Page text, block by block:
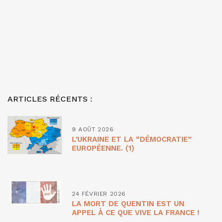
ARTICLES RÉCENTS :
9 AOÛT 2026
L’UKRAINE ET LA “DÉMOCRATIE”
EUROPÉENNE. (1)
24 FÉVRIER 2026
LA MORT DE QUENTIN EST UN
APPEL À CE QUE VIVE LA FRANCE !